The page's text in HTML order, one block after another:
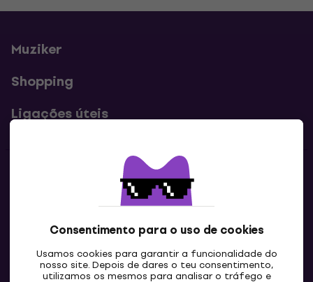
Consentimento para o uso de cookies
Usamos cookies para garantir a funcionalidade do
nosso site. Depois de dares o teu consentimento,
utilizamos os mesmos para analisar o tráfego e
Muziker
Shopping
Ligações úteis
Contatos
Contacta-nos